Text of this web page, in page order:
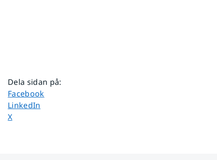
Dela sidan på:
Dela sidan på
Facebook
Dela sidan på
LinkedIn
Dela sidan på
X